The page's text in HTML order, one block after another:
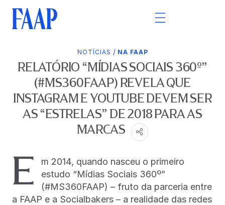
NOTÍCIAS / NA FAAP
RELATÓRIO “MÍDIAS SOCIAIS 360º”
(#MS360FAAP) REVELA QUE
INSTAGRAM E YOUTUBE DEVEM SER
AS “ESTRELAS” DE 2018 PARA AS
MARCAS
E
m 2014, quando nasceu o primeiro
estudo “Mídias Sociais 360º”
(#MS360FAAP) – fruto da parceria entre
a FAAP e a Socialbakers – a realidade das redes